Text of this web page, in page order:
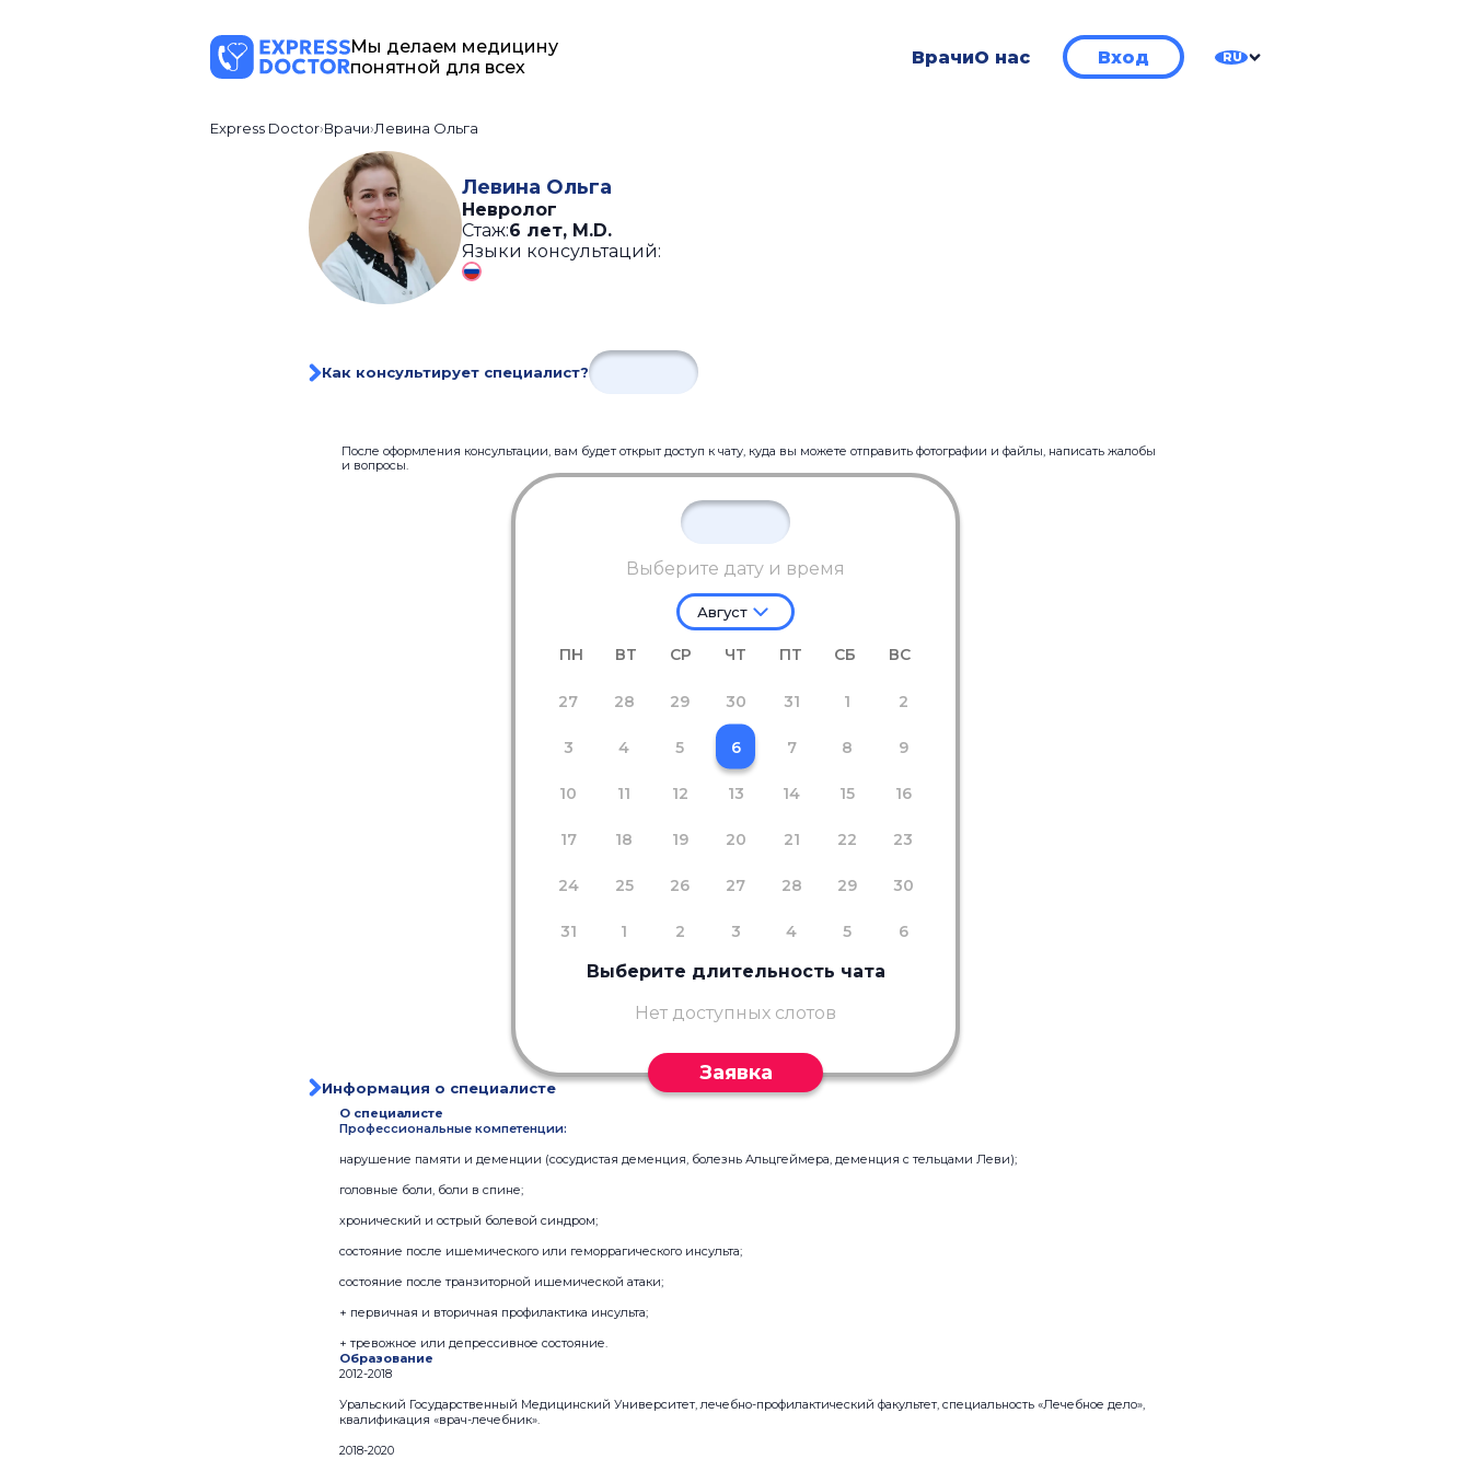
Мы делаем медицину
понятной для всех
ВрачиО нас Вход RU
Express Doctor Врачи Левина Ольга
Левина Ольга
Невролог
Стаж:6 лет, M.D.
Языки консультаций:
Как консультирует специалист?
После оформления консультации, вам будет открыт доступ к чату, куда вы можете отправить фотографии и файлы, написать жалобы
и вопросы.
Выберите дату и время
Август
ПН ВТ СР ЧТ ПТ СБ ВС
27 28 29 30 31 1 2
3 4 5 6 7 8 9
10 11 12 13 14 15 16
17 18 19 20 21 22 23
24 25 26 27 28 29 30
31 1 2 3 4 5 6
Выберите длительность чата
Нет доступных слотов
Заявка
Информация о специалисте
О специалисте
Профессиональные компетенции:
нарушение памяти и деменции (сосудистая деменция, болезнь Альцгеймера, деменция с тельцами Леви);
головные боли, боли в спине;
хронический и острый болевой синдром;
состояние после ишемического или геморрагического инсульта;
состояние после транзиторной ишемической атаки;
+ первичная и вторичная профилактика инсульта;
+ тревожное или депрессивное состояние.
Образование
2012-2018
Уральский Государственный Медицинский Университет, лечебно-профилактический факультет, специальность «Лечебное дело»,
квалификация «врач-лечебник».
2018-2020